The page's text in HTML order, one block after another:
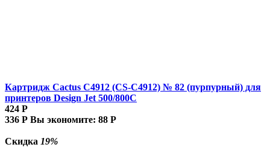
Картридж Cactus C4912 (CS-C4912) № 82 (пурпурный) для
принтеров Design Jet 500/800C
424 Р
336 Р Вы экономите: 88 Р
Скидка 19%